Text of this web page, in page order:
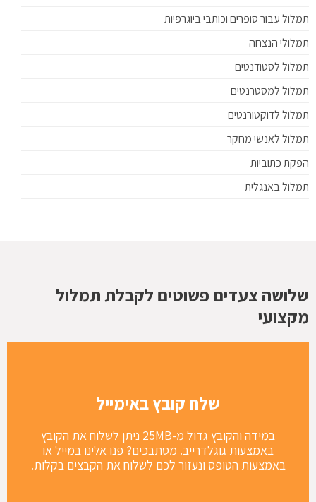
תמלול עבור סופרים וכותבי ביוגרפיות
תמלולי הנצחה
תמלול לסטודנטים
תמלול למסטרנטים
תמלול לדוקטורנטים
תמלול לאנשי מחקר
הפקת כתוביות
תמלול באנגלית
שלושה צעדים פשוטים לקבלת תמלול
מקצועי
שלח קובץ באימייל
במידה והקובץ גדול מ-25MB ניתן לשלוח את הקובץ
באמצעות גוגלדרייב. מסתבכים? פנו אלינו במייל או
באמצעות הטופס ונעזור לכם לשלוח את הקבצים בקלות.